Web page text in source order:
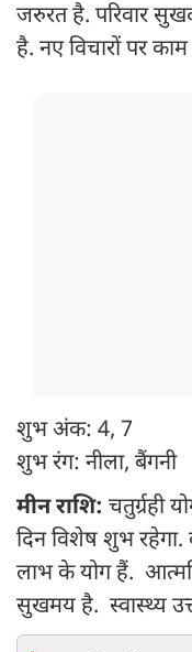
जरुरत है. परिवार
है. नए विचारों पर
शुभ अंक: 4, 7
शुभ रंग: नीला, बैंगनी
मीन राशि: चतुर्ग्रही
दिन विशेष शुभ रहेगा.
लाभ के योग हैं.
सुखमय है. स्वास्थ्य